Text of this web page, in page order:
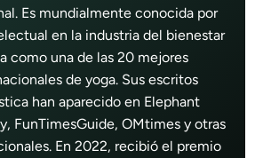
Es mundialmente conocida por
en la industria del bienestar
como una de las 20 mejores
de yoga. Sus escritos
han aparecido en Elephant
FunTimesGuide, OMtimes y otras
En 2022, recibió el premio